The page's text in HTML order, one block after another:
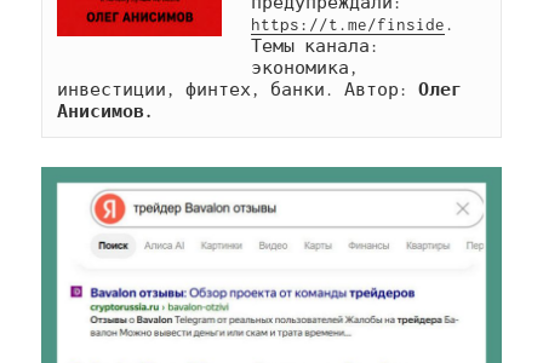
https://t.me/finside .
Темы канала:
экономика,
инвестиции, финтех, банки. Автор: Олег
Анисимов.